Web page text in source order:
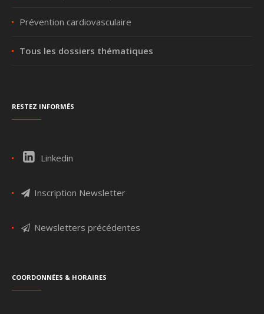
Prévention cardiovasculaire
Tous les dossiers thématiques
Restez informés
Linkedin
Inscription Newsletter
Newsletters précédentes
Coordonnées & Horaires